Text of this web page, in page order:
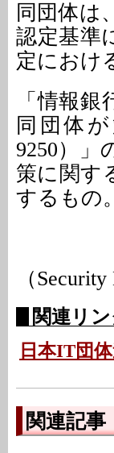
同団体は
認定基準
定におけ
「情報
同団体
9250）」
策に関す
するもの。
（
関連リン
日本IT団
関連記事